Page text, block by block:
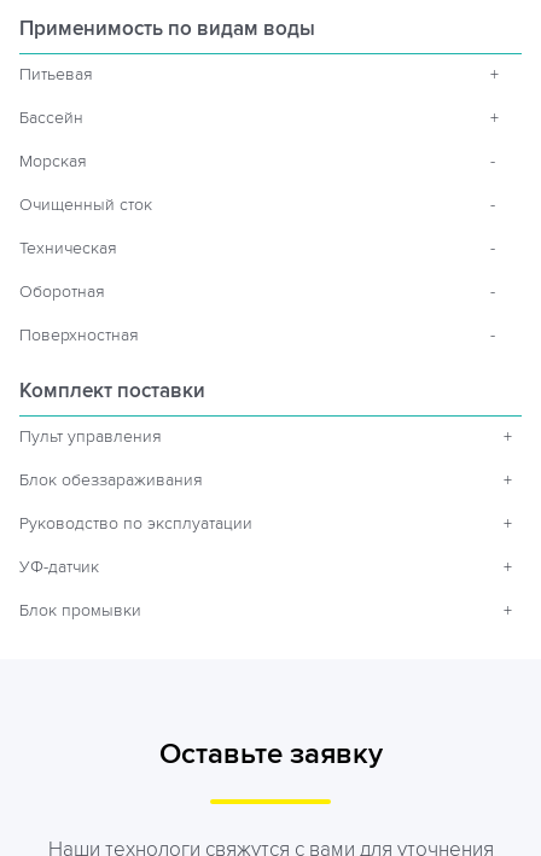
Применимость по видам воды
Питьевая +
Бассейн +
Морская -
Очищенный сток -
Техническая -
Оборотная -
Поверхностная -
Комплект поставки
Пульт управления +
Блок обеззараживания +
Руководство по эксплуатации +
УФ-датчик +
Блок промывки +
Оставьте заявку
Наши технологи свяжутся с вами для уточнения